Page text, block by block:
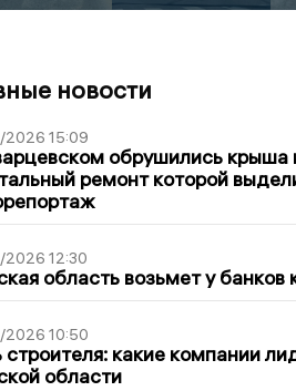
новости
15:09
обрушились крыша
ремонт которой
12:30
область возьмет у
10:50
какие компании
области